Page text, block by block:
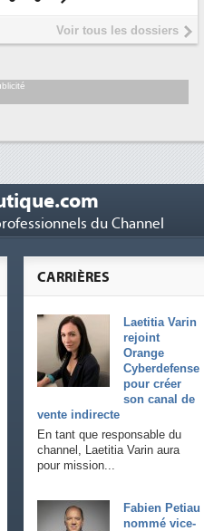
Interview de
président de
soutient les...
Voir tous les dossiers
du Channel
CARRIÈRES
Laetitia Varin
rejoint
Orange
Cyberdefense
pour créer
son canal de
vente indirecte
En tant que responsable du
channel, Laetitia Varin aura
pour mission...
Fabien Petiau
nommé vice-